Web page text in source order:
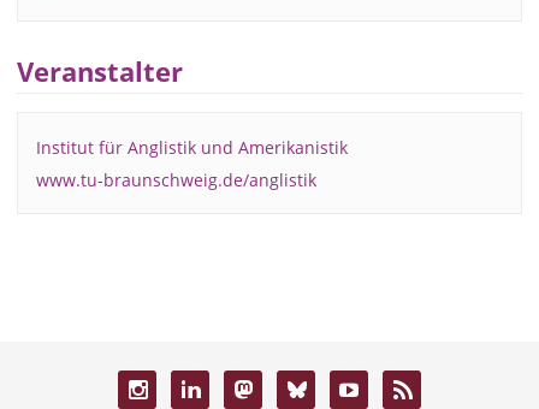
Veranstalter
Institut für Anglistik und Amerikanistik
www.tu-braunschweig.de/anglistik